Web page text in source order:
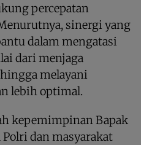
percepatan
sinergi yang
dalam mengatasi
dari menjaga
melayani
lebih optimal.
kepemimpinan Bapak
dan masyarakat